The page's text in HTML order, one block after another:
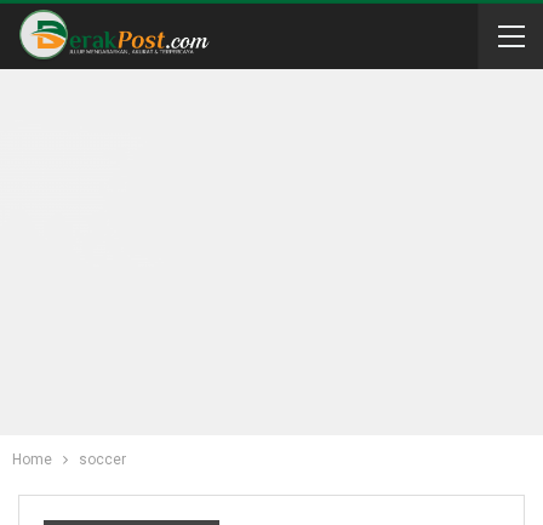
Home soccer